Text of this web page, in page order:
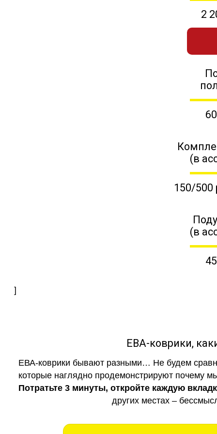
2
(в
150/500
(в
]
ЕВА-коврики,
ЕВА-коврики бывают разными… Не будем
которые наглядно продемонстрируют почему
Потратьте 3 минуты, откройте каждую
других местах –